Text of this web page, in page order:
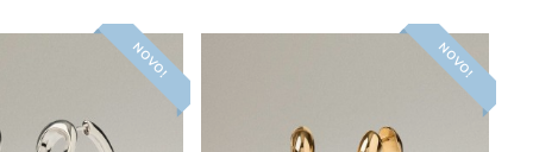
NOVO! NOVO!